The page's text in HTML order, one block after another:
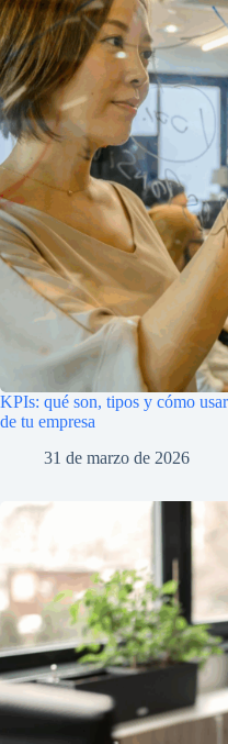
KPIs: qué son, tipos y cómo
de tu empresa
31 de marzo de 2026